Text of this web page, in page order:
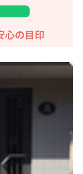
心の目印